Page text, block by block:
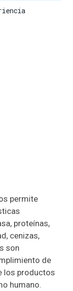
permite
proteínas,
cenizas,
son
de
los productos
humano.